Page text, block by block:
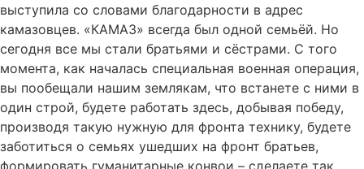
выступила со словами благодарности в адрес
камазовцев. «КАМАЗ» всегда был одной семьёй. Но
сегодня все мы стали братьями и сёстрами. С того
момента, как началась специальная военная операция,
вы пообещали нашим землякам, что встанете с ними в
один строй, будете работать здесь, добывая победу,
производя такую нужную для фронта технику, будете
заботиться о семьях ушедших на фронт братьев,
формировать гуманитарные конвои – сделаете так,